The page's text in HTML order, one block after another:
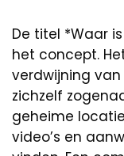
De titel *Waar
het concept.
verdwijning van
zichzelf
geheime
video’s en